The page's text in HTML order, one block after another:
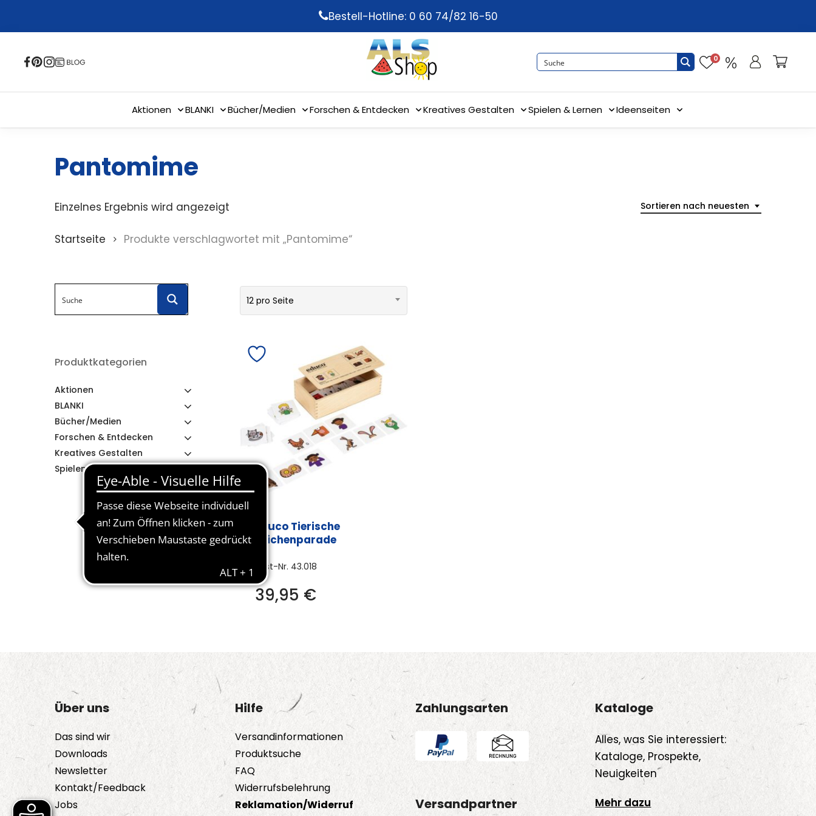
content
Bestell-Hotline: 0 60 74/82 16-50
0
Aktionen BLANKI Bücher/Medien Forschen & Entdecken Kreatives Gestalten Spielen & Lernen Ideenseiten
Pantomime
Sortieren nach neuesten
Einzelnes Ergebnis wird angezeigt
Startseite Produkte verschlagwortet mit „Pantomime“
Produktkategorien
Aktionen
BLANKI
Bücher/Medien
Forschen & Entdecken
Kreatives Gestalten
Spielen & Lernen
12 pro Seite
Educo Tierische
Zeichenparade
Best-Nr. 43.018
39,95 €
Über uns
Das sind wir
Downloads
Newsletter
Kontakt/Feedback
Jobs
Hilfe
Versandinformationen
Produktsuche
FAQ
Widerrufsbelehrung
Reklamation/Widerruf
Zahlungsarten
Versandpartner
Kataloge
Alles, was Sie interessiert:
Kataloge, Prospekte,
Neuigkeiten
Mehr dazu